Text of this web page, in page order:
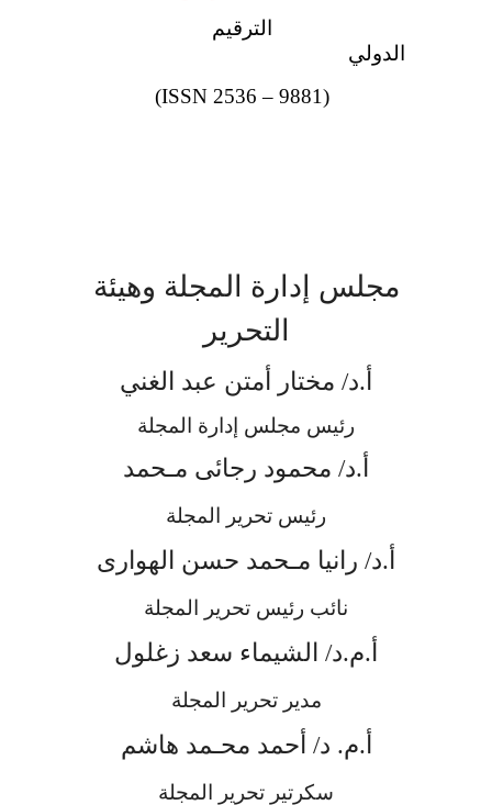
الترقيم
الدولي
(ISSN 2536 – 9881)
مجلس إدارة المجلة وهيئة
التحرير
أ.د/ مختار أمتن عبد الغني
رئيس مجلس إدارة المجلة
أ.د/ محمود رجائى مـحمد
رئيس تحرير المجلة
أ.د/ رانيا مـحمد حسن الهوارى
نائب رئيس تحرير المجلة
أ.م.د/ الشيماء سعد زغلول
مدير تحرير المجلة
أ.م. د/ أحمد محـمد هاشم
سكرتير تحرير المجلة